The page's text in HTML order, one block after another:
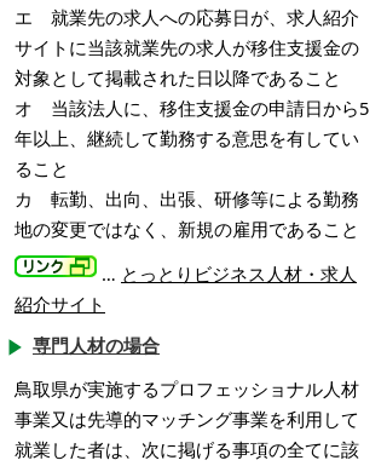
エ 就業先の求人への応募日が、求人紹介
サイトに当該就業先の求人が移住支援金の
対象として掲載された日以降であること
オ 当該法人に、移住支援金の申請日から5
年以上、継続して勤務する意思を有してい
ること
カ 転勤、出向、出張、研修等による勤務
地の変更ではなく、新規の雇用であること
… とっとりビジネス人材・求人
紹介サイト
専門人材の場合
鳥取県が実施するプロフェッショナル人材
事業又は先導的マッチング事業を利用して
就業した者は、次に掲げる事項の全てに該